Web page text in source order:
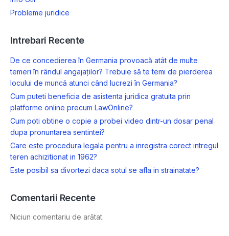
Probleme juridice
Intrebari Recente
De ce concedierea în Germania provoacă atât de multe
temeri în rândul angajaților? Trebuie să te temi de pierderea
locului de muncă atunci când lucrezi în Germania?
Cum puteti beneficia de asistenta juridica gratuita prin
platforme online precum LawOnline?
Cum poti obtine o copie a probei video dintr-un dosar penal
dupa pronuntarea sentintei?
Care este procedura legala pentru a inregistra corect intregul
teren achizitionat in 1962?
Este posibil sa divortezi daca sotul se afla in strainatate?
Comentarii Recente
Niciun comentariu de arătat.